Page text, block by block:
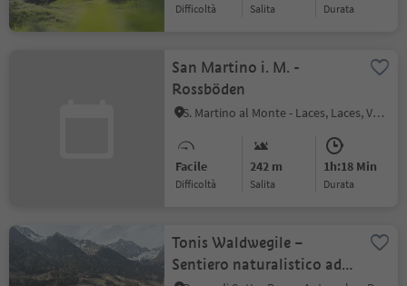
Difficoltà Salita durata
San Martino i. M. -
Rossböden
S. Martino al Monte - Laces, Laces, Val Venosta
Facile
Difficoltà
242 m
Salita
1h:18 Min
durata
Tonis Waldwegile –
Sentiero naturalistico ad